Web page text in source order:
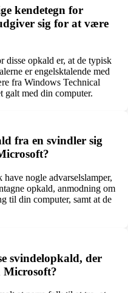
kendetegn for
sig for at være
disse opkald er, at de typisk
er engelsktalende med
fra Windows Technical
galt med din computer.
fra en svindler sig
nogle advarselslamper,
opkald, anmodning om
til din computer, samt at de
svindelopkald, der